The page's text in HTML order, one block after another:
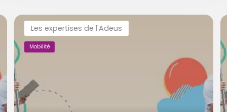
Les expertises de l'Adeus
Mobilité